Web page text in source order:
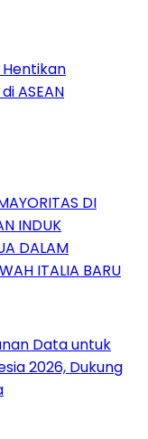
ASEAN
DI
INDUK
DALAM
ITALIA BARU
Data untuk
2026, Dukung